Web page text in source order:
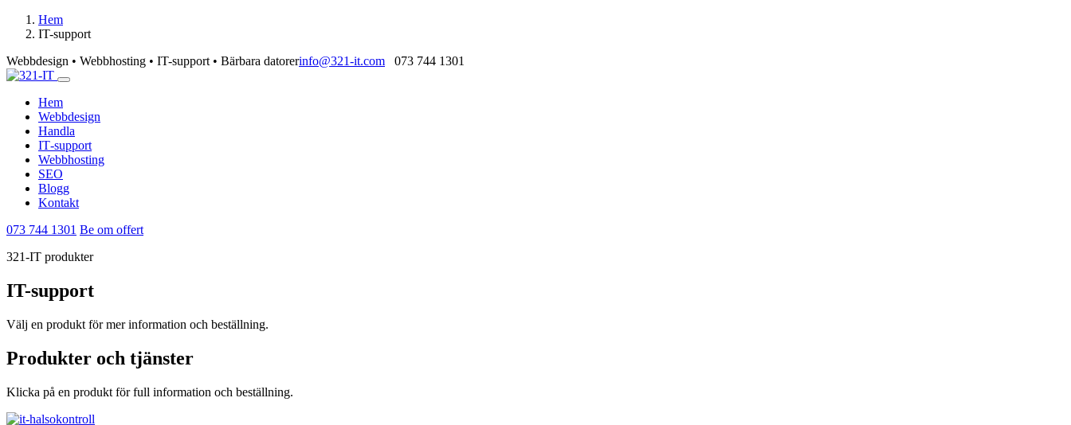
Hem
IT-support
Webbdesign • Webbhosting • IT-support • Bärbara datorerinfo@321-it.com 073 744 1301
Hem
Webbdesign
Handla
IT‑support
Webbhosting
SEO
Blogg
Kontakt
073 744 1301 Be om offert
321-IT produkter
IT-support
Välj en produkt för mer information och beställning.
Produkter och tjänster
Klicka på en produkt för full information och beställning.